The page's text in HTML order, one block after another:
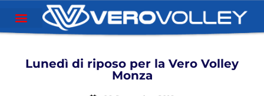
Lunedì di riposo per la Vero Volley
Monza